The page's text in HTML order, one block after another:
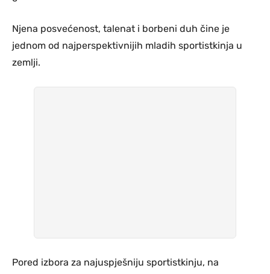
Njena posvećenost, talenat i borbeni duh čine je
jednom od najperspektivnijih mladih sportistkinja u
zemlji.
Pored izbora za najuspješniju sportistkinju, na